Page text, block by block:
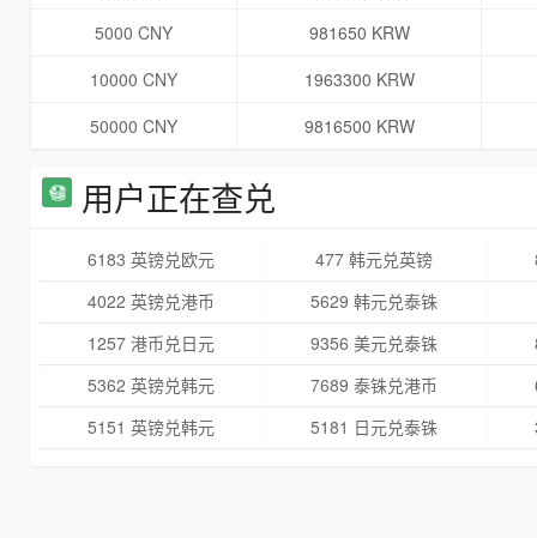
5000 CNY
981650 KRW
10000 CNY
1963300 KRW
50000 CNY
9816500 KRW
用户正在查兑
6183 英镑兑欧元 477 韩元兑英镑
4022 英镑兑港币
5629 韩元兑泰铢
1257 港币兑日元
9356 美元兑泰铢
5362 英镑兑韩元
7689 泰铢兑港币
5151 英镑兑韩元
5181 日元兑泰铢